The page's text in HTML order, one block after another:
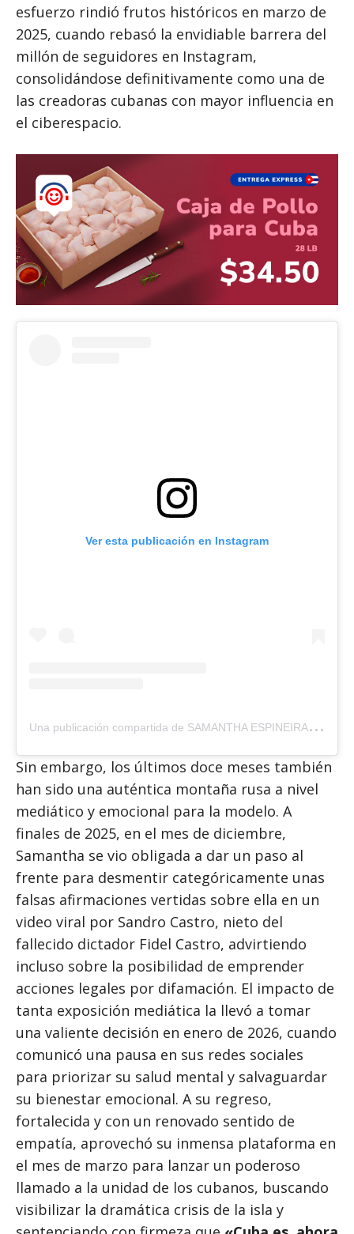
esfuerzo rindió frutos históricos en marzo de
2025, cuando rebasó la envidiable barrera del
millón de seguidores en Instagram,
consolidándose definitivamente como una de
las creadoras cubanas con mayor influencia en
el ciberespacio.
Ver esta publicación en Instagram
U
na publicación compartida de SAMANTHA ESPINEIRA (@samantha_espineira)
Sin embargo, los últimos doce meses también
han sido una auténtica montaña rusa a nivel
mediático y emocional para la modelo. A
finales de 2025, en el mes de diciembre,
Samantha se vio obligada a dar un paso al
frente para desmentir categóricamente unas
falsas afirmaciones vertidas sobre ella en un
video viral por Sandro Castro, nieto del
fallecido dictador Fidel Castro, advirtiendo
incluso sobre la posibilidad de emprender
acciones legales por difamación. El impacto de
tanta exposición mediática la llevó a tomar
una valiente decisión en enero de 2026, cuando
comunicó una pausa en sus redes sociales
para priorizar su salud mental y salvaguardar
su bienestar emocional. A su regreso,
fortalecida y con un renovado sentido de
empatía, aprovechó su inmensa plataforma en
el mes de marzo para lanzar un poderoso
llamado a la unidad de los cubanos, buscando
visibilizar la dramática crisis de la isla y